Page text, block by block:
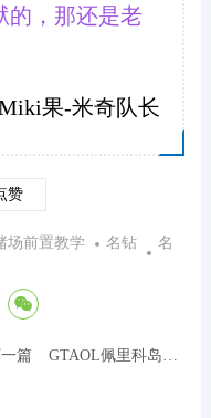
的，那还是老
果-米奇队长
赞
场前置教学 名钻
名
篇 GTAOL佩里科岛宝藏金属探测器最详细的位置